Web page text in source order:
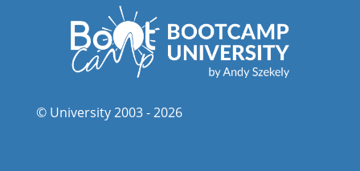
© University 2003 - 2026